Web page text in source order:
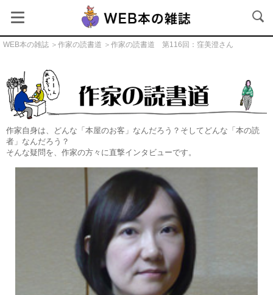
WEB本の雑誌 ＞ 作家の読書道 ＞作家の読書道 第116回：窪美澄さん
作家の読書道
作家自身は、どんな「本屋のお客」なんだろう？そしてどんな「本の読
者」なんだろう？
そんな疑問を、作家の方々に直撃インタビューです。